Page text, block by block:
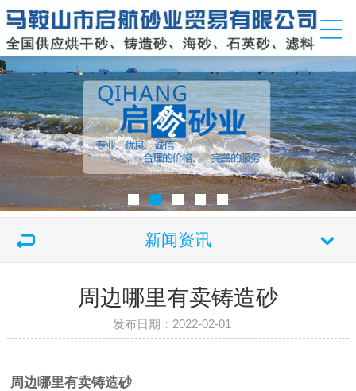
新闻资讯
周边哪里有卖铸造砂
发布日期：2022-02-01
周边哪里有卖铸造砂